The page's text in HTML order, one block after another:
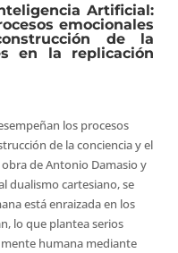
Artificial:
emocionales
de la
en la replicación
los procesos
de la conciencia y el
de Antonio Damasio y
dualismo cartesiano, se
está enraizada en los
lo que plantea serios
humana mediante